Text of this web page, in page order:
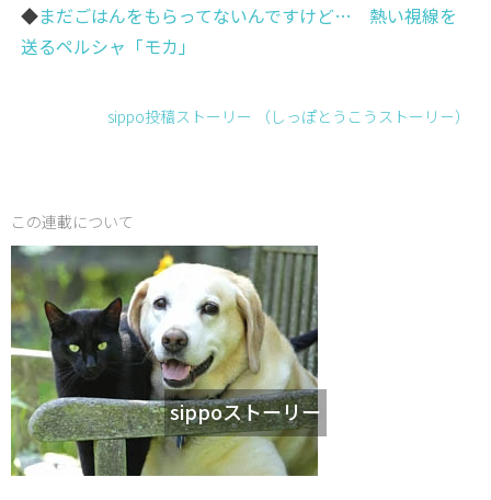
◆まだごはんをもらってないんですけど… 熱い視線を
送るペルシャ「モカ」
sippo投稿ストーリー （しっぽとうこうストーリ－）
この連載について
sippoストーリー